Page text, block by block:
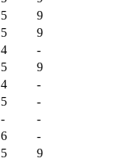
5
9
5
9
4
-
5
9
4
-
5
-
-
-
6
-
5
9